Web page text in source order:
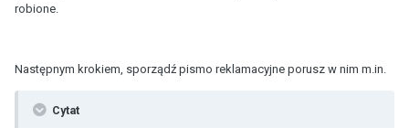
robione.
Następnym krokiem, sporządź pismo reklamacyjne porusz w nim m.in.
Cytat